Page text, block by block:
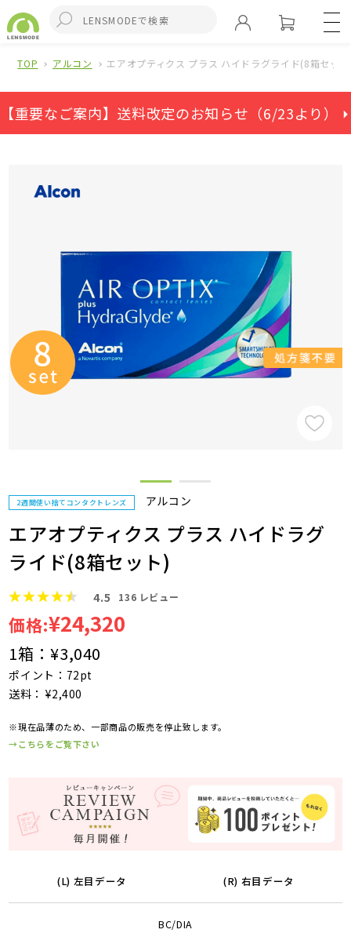
TOP アルコン エアオプティクス プラス ハイドラグライド(8箱セッ
【重要なご案内】送料改定のお知らせ（6/23より） ⏵
2週間使い捨てコンタクトレンズ アルコン
エアオプティクス プラス ハイドラグ
ライド(8箱セット)
4.5 136 レビュー
価格:¥24,320
1箱：¥3,040
ポイント：72pt
送料： ¥2,400
※現在品薄のため、一部商品の販売を停止致します。
→こちらをご覧下さい
(L) 左目データ (R) 右目データ
BC/DIA